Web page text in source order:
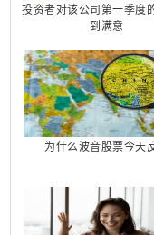
投资者对该公司第一季度
到满意
为什么波音股票今天